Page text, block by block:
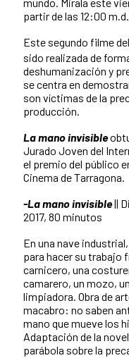
partir de las 12:00 m.d.
Este segundo filme del
sido realizada de
deshumanización y
se centra en
son víctimas de la
producción.
La mano invisible
Jurado Joven del
el premio del público
Cinema de Tarragona.
-La mano invisible||
2017, 80 minutos
En una nave
para hacer su trabajo
carnicero, una
camarero, un mozo,
limpiadora. Obra de
macabro: no saben
mano que mueve los
Adaptación de la
parábola sobre la